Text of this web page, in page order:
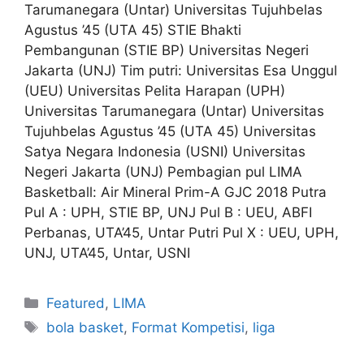
Tarumanegara (Untar) Universitas Tujuhbelas
Agustus ’45 (UTA 45) STIE Bhakti
Pembangunan (STIE BP) Universitas Negeri
Jakarta (UNJ) Tim putri: Universitas Esa Unggul
(UEU) Universitas Pelita Harapan (UPH)
Universitas Tarumanegara (Untar) Universitas
Tujuhbelas Agustus ’45 (UTA 45) Universitas
Satya Negara Indonesia (USNI) Universitas
Negeri Jakarta (UNJ) Pembagian pul LIMA
Basketball: Air Mineral Prim-A GJC 2018 Putra
Pul A : UPH, STIE BP, UNJ Pul B : UEU, ABFI
Perbanas, UTA’45, Untar Putri Pul X : UEU, UPH,
UNJ, UTA’45, Untar, USNI
Featured , LIMA
bola basket, Format Kompetisi, liga